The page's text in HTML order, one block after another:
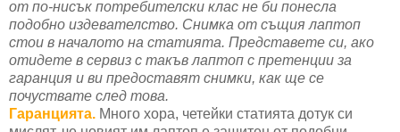
от по-нисък потребителски клас не би понесла
подобно издевателство. Снимка от същия лаптоп
стои в началото на статията. Представете си, ако
отидете в сервиз с такъв лаптоп с претенции за
гаранция и ви предоставят снимки, как ще се
почуствате след това.
Гаранцията. Много хора, четейки статията дотук си